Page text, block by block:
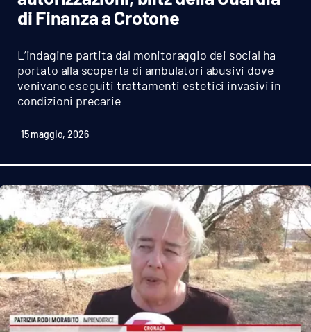
Sanità
Cultura
Editoriali
VIDEO
Ambiente
Cronaca
di Finanza a Crotone
L’indagine partita dal monitoraggio dei social ha
portato alla scoperta di ambulatori abusivi dove
venivano eseguiti trattamenti estetici invasivi in
condizioni precarie
15 maggio, 2026